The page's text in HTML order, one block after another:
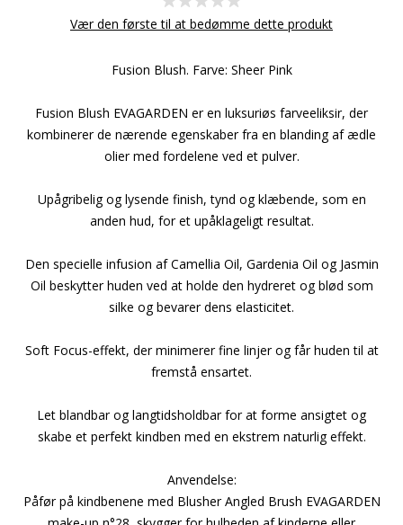
Vær den første til at bedømme dette produkt
Fusion Blush. Farve: Sheer Pink
Fusion Blush EVAGARDEN er en luksuriøs farveeliksir, der
kombinerer de nærende egenskaber fra en blanding af ædle
olier med fordelene ved et pulver.
Upågribelig og lysende finish, tynd og klæbende, som en
anden hud, for et upåklageligt resultat.
Den specielle infusion af Camellia Oil, Gardenia Oil og Jasmin
Oil beskytter huden ved at holde den hydreret og blød som
silke og bevarer dens elasticitet.
Soft Focus-effekt, der minimerer fine linjer og får huden til at
fremstå ensartet.
Let blandbar og langtidsholdbar for at forme ansigtet og
skabe et perfekt kindben med en ekstrem naturlig effekt.
Anvendelse:
Påfør på kindbenene med Blusher Angled Brush EVAGARDEN